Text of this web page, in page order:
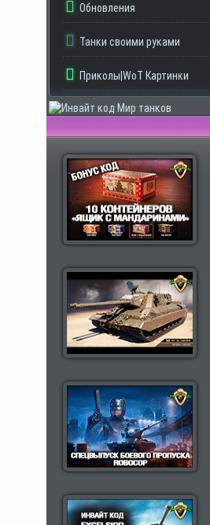
Обновления
Танки своими руками
Приколы|WoT Картинки
Популярные моды Wot